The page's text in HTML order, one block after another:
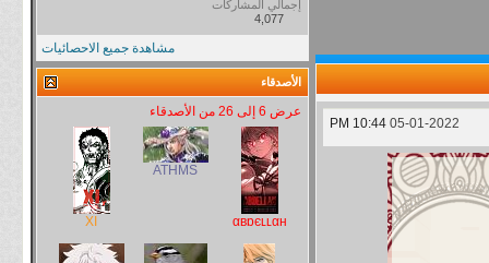
05-01-2022
10:44 PM
إجمالي المشاركات
4,077
مشاهدة جميع الاحصائيات
الأصدقاء
عرض 6 إلى 26 من الأصدقاء
αвɒєʟʟαн
ATHMS
XI